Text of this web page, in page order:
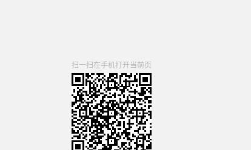
扫一扫在手机打开当前页